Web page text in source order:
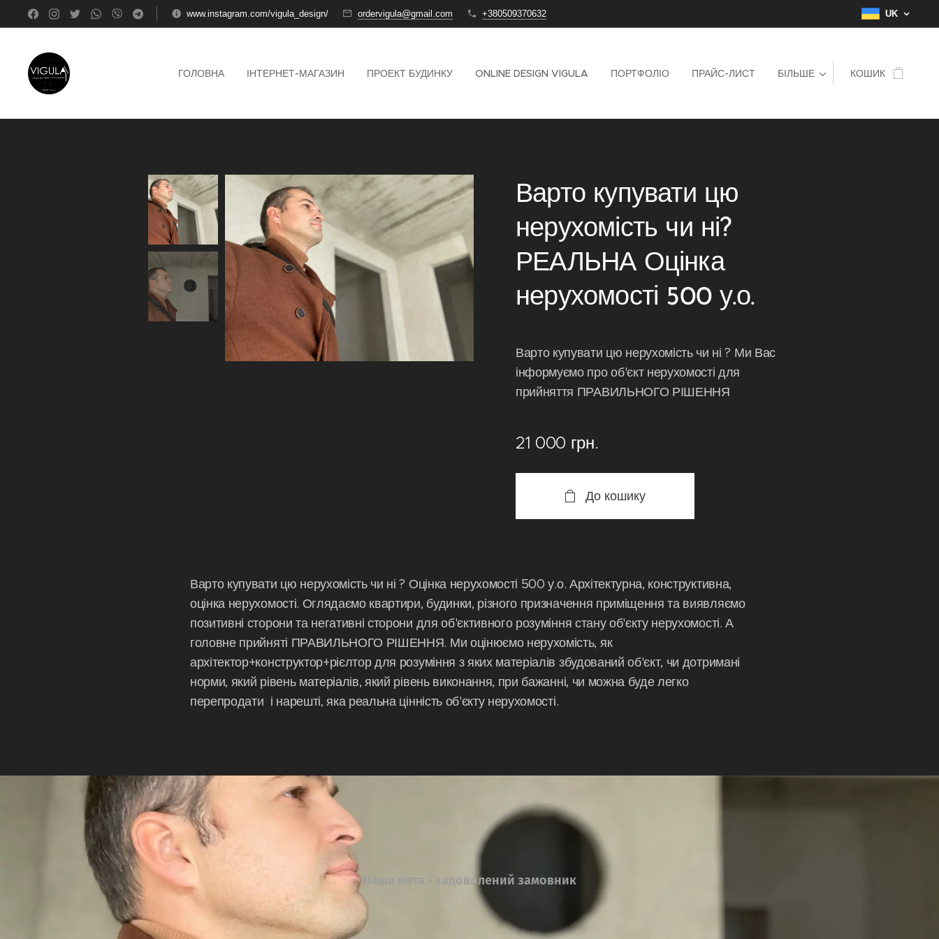
www.instagram.com/vigula_design/ ordervigula@gmail.com +380509370632 UK
ГОЛОВНА ІНТЕРНЕТ-МАГАЗИН ПРОЕКТ БУДИНКУ ONLINE DESIGN VIGULA ПОРТФОЛІО ПРАЙС-ЛИСТ БІЛЬШЕ КОШИК
Варто купувати цю
нерухомість чи ні?
РЕАЛЬНА Оцінка
нерухомості 500 у.о.
Варто купувати цю нерухомість чи ні ? Ми Вас
інформуємо про об'єкт нерухомості для
прийняття ПРАВИЛЬНОГО РІШЕННЯ
21 000 грн.
До кошику
Варто купувати цю нерухомість чи ні ? Оцінка нерухомості 500 у.о. Архітектурна, конструктивна,
оцінка нерухомості. Оглядаємо квартири, будинки, різного призначення приміщення та виявляємо
позитивні сторони та негативні сторони для об'єктивного розуміння стану об'єкту нерухомості. А
головне прийняті ПРАВИЛЬНОГО РІШЕННЯ. Ми оцінюємо нерухомість, як
архітектор+конструктор+рієлтор для розуміння з яких матеріалів збудований об'єкт, чи дотримані
норми, який рівень матеріалів, який рівень виконання, при бажанні, чи можна буде легко
перепродати і нарешті, яка реальна цінність об'єкту нерухомості.
Наша мета - задоволений замовник